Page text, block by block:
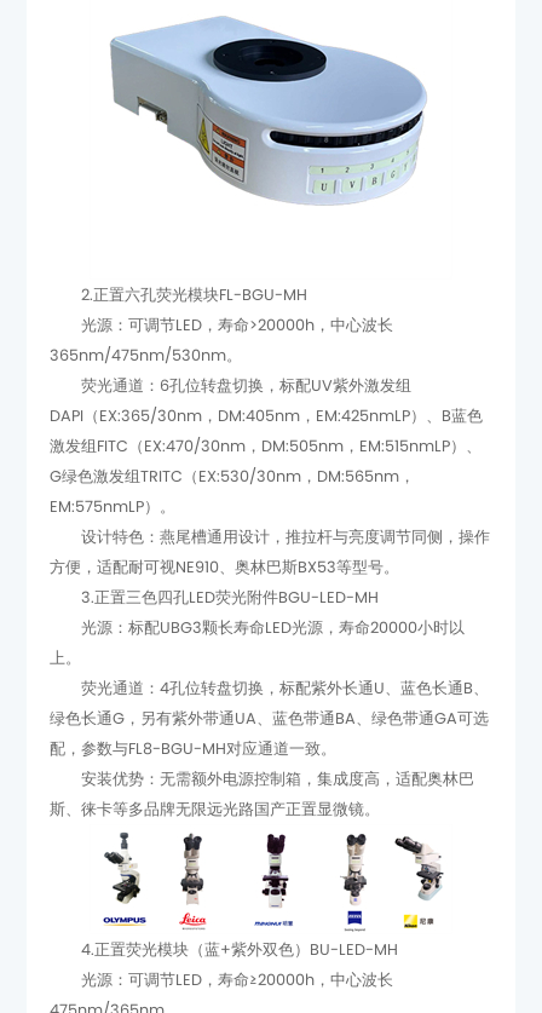
2.正置六孔荧光模块FL-BGU-MH
365nm/475nm/530nm。
EM:575nmLP）。
方便，适配耐可视NE910、奥林巴斯BX53等型号。
3.正置三色四孔LED荧光附件BGU-LED-MH
上。
配，参数与FL8-BGU-MH对应通道一致。
斯、徕卡等多品牌无限远光路国产正置显微镜。
4.正置荧光模块（蓝+紫外双色）BU-LED-MH